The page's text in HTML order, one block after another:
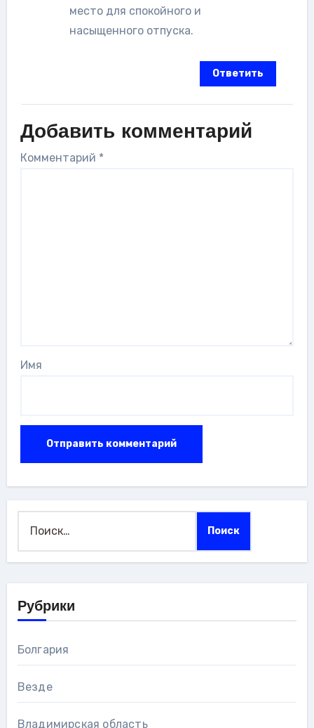
место для спокойного и
насыщенного отпуска.
Ответить
Добавить комментарий
Комментарий *
Имя
Рубрики
Болгария
Везде
Владимирская область